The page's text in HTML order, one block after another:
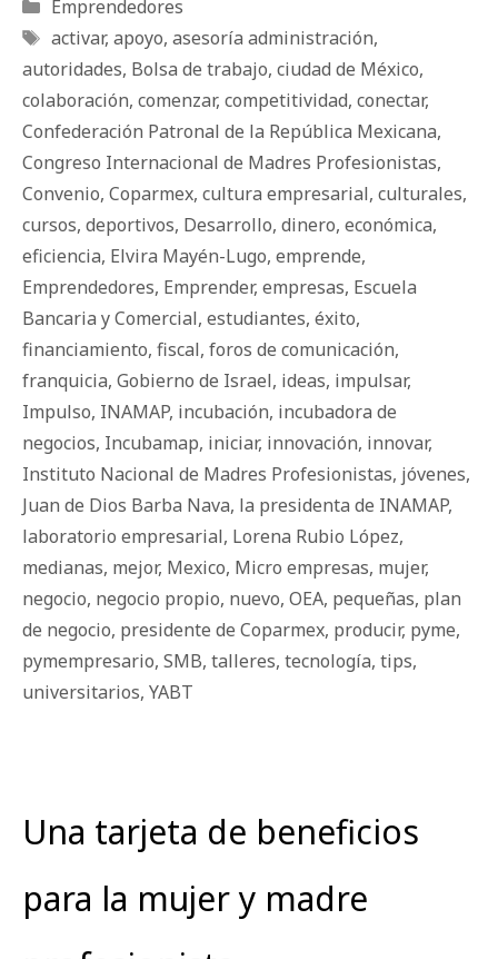
Emprendedores
Etiquetas
activar, apoyo, asesoría administración,
autoridades, Bolsa de trabajo, ciudad de México,
colaboración, comenzar, competitividad, conectar,
Confederación Patronal de la República Mexicana,
Congreso Internacional de Madres Profesionistas,
Convenio, Coparmex, cultura empresarial, culturales,
cursos, deportivos, Desarrollo, dinero, económica,
eficiencia, Elvira Mayén-Lugo, emprende,
Emprendedores, Emprender, empresas, Escuela
Bancaria y Comercial, estudiantes, éxito,
financiamiento, fiscal, foros de comunicación,
franquicia, Gobierno de Israel, ideas, impulsar,
Impulso, INAMAP, incubación, incubadora de
negocios, Incubamap, iniciar, innovación, innovar,
Instituto Nacional de Madres Profesionistas, jóvenes,
Juan de Dios Barba Nava, la presidenta de INAMAP,
laboratorio empresarial, Lorena Rubio López,
medianas, mejor, Mexico, Micro empresas, mujer,
negocio, negocio propio, nuevo, OEA, pequeñas, plan
de negocio, presidente de Coparmex, producir, pyme,
pymempresario, SMB, talleres, tecnología, tips,
universitarios, YABT
Una tarjeta de beneficios
para la mujer y madre